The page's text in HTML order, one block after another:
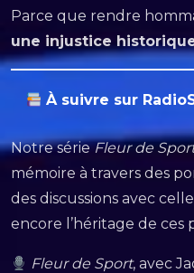
Parce que rendre
une injustice
À suivre sur
Notre sérieFleur de
mémoire à travers des
des discussions avec
encore l’héritage de ces
Fleur de Sport, avec